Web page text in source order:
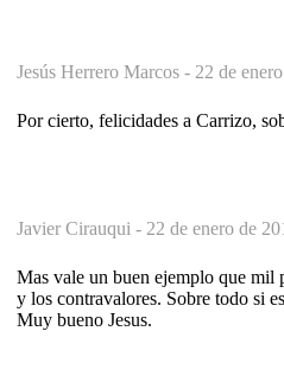
Jesús Herrero Marcos - 22 de
Por cierto, felicidades a Carrizo,
Javier Cirauqui - 22 de enero de
Mas vale un buen ejemplo que mil
y los contravalores. Sobre todo si
Muy bueno Jesus.